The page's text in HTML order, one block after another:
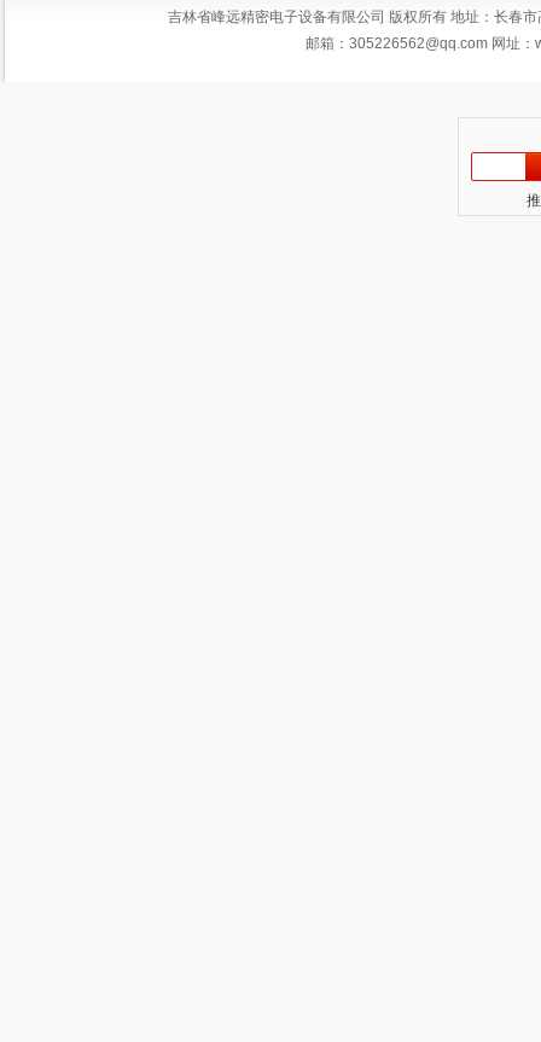
吉林省峰远精密电子设备有限公司 版权所有 地址：长
邮箱： 305226562@qq.com网址：